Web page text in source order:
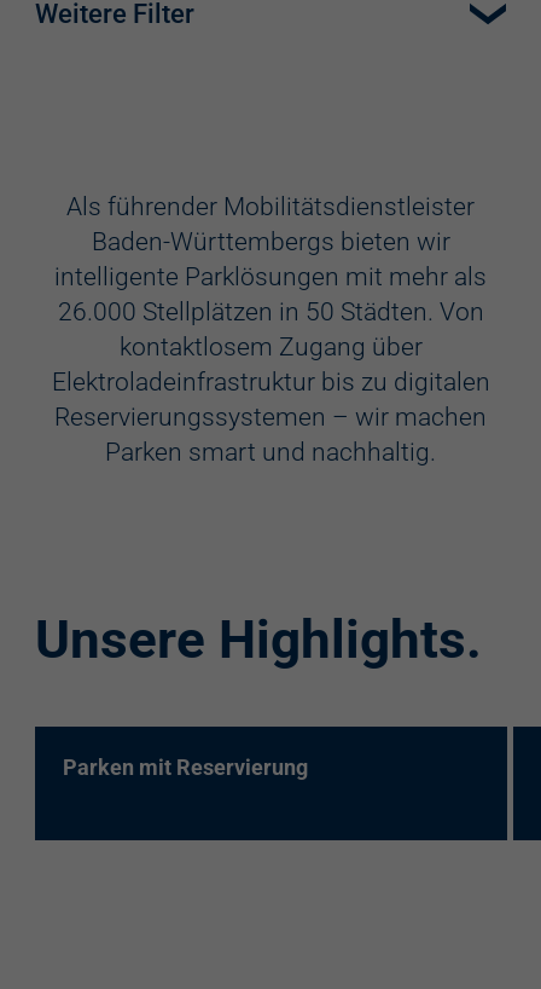
Weitere Filter
Aufzug
Videokameras
Schülerkunst
Behindertenstellplätze
Familienstellplätze
re:charge-Karte
Als führender Mobilitätsdienstleister
Baden-Württembergs bieten wir
intelligente Parklösungen mit mehr als
26.000 Stellplätzen in 50 Städten. Von
kontaktlosem Zugang über
Elektroladeinfrastruktur bis zu digitalen
Reservierungssystemen – wir machen
Parken smart und nachhaltig.
Unsere Highlights.
Parken mit Reservierung